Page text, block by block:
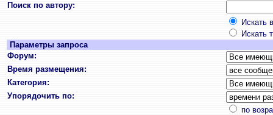
Поиск по автору:
Искать
Искать
Параметры запроса
Форум:
Время размещения:
Категория:
Упорядочить по:
по